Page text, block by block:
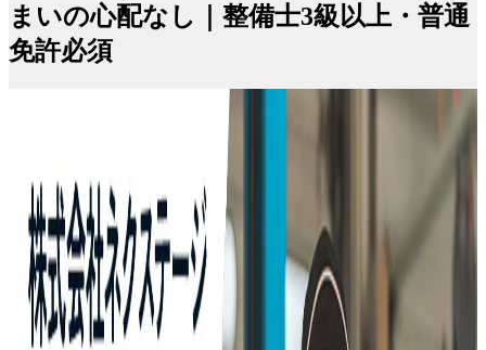
まいの心配なし｜整備士3級以上・普通
免許必須